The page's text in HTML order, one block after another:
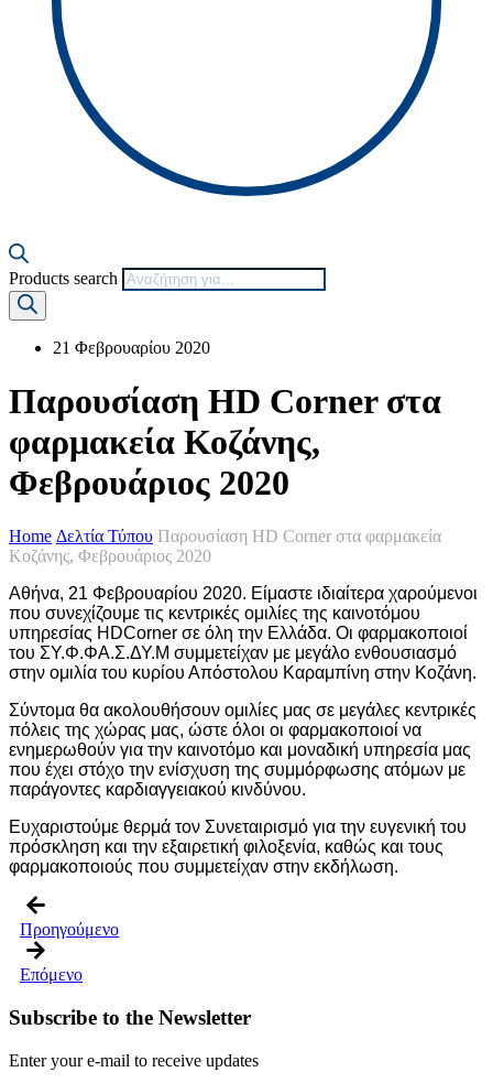
Products search
21 Φεβρουαρίου 2020
Παρουσίαση HD Corner στα
φαρμακεία Κοζάνης,
Φεβρουάριος 2020
Home Δελτία Τύπου Παρουσίαση HD Corner στα φαρμακεία
Κοζάνης, Φεβρουάριος 2020
Αθήνα, 21 Φεβρουαρίου 2020. Είμαστε ιδιαίτερα χαρούμενοι
που συνεχίζουμε τις κεντρικές ομιλίες της καινοτόμου
υπηρεσίας HDCorner σε όλη την Ελλάδα. Οι φαρμακοποιοί
του ΣΥ.Φ.ΦΑ.Σ.ΔΥ.M συμμετείχαν με μεγάλο ενθουσιασμό
στην ομιλία του κυρίου Απόστολου Καραμπίνη στην Κοζάνη.
Σύντομα θα ακολουθήσουν ομιλίες μας σε μεγάλες κεντρικές
πόλεις της χώρας μας, ώστε όλοι οι φαρμακοποιοί να
ενημερωθούν για την καινοτόμο και μοναδική υπηρεσία μας
που έχει στόχο την ενίσχυση της συμμόρφωσης ατόμων με
παράγοντες καρδιαγγειακού κινδύνου.
Ευχαριστούμε θερμά τον Συνεταιρισμό για την ευγενική του
πρόσκληση και την εξαιρετική φιλοξενία, καθώς και τους
φαρμακοποιούς που συμμετείχαν στην εκδήλωση.
Προηγούμενο
Επόμενο
Subscribe to the Newsletter
Enter your e-mail to receive updates